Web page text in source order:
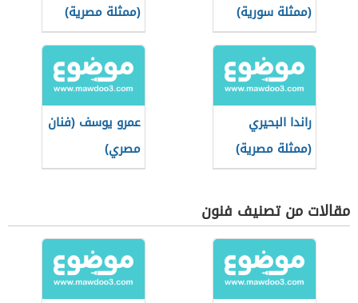
(ممثلة سورية)
(ممثلة مصرية)
راندا البحيري
(ممثلة مصرية)
عمرو يوسف (فنان
مصري)
مقالات من تصنيف فنون